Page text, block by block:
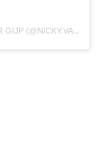
A POST SHARED BY NICKY VAN DER GIJP (@NICKY.VANDERGIJP)